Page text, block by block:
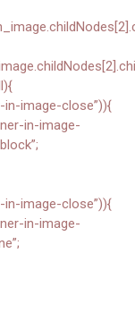
in-image-close”)){
in-image-
in-image-close”)){
in-image-